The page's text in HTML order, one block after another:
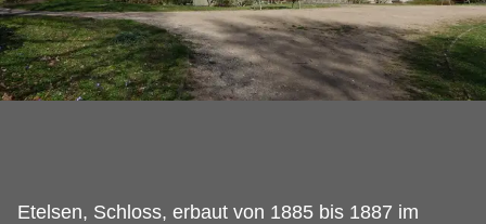
Etelsen, Schloss, erbaut von 1885 bis 1887 im